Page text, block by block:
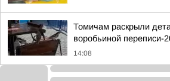
Томичам раскрыли
воробьиной переписи-
14:08